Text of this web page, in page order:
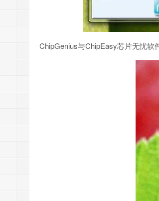
ChipGenius与ChipEasy芯片无忧软